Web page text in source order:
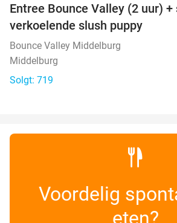
Entree Bounce Valley (2 uur) +
verkoelende slush puppy
Bounce Valley Middelburg
Middelburg
Solgt: 719
Voordelig
eten?